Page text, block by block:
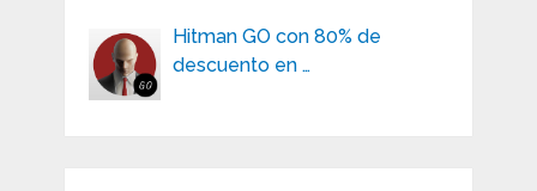
Hitman GO con 80% de
descuento en …